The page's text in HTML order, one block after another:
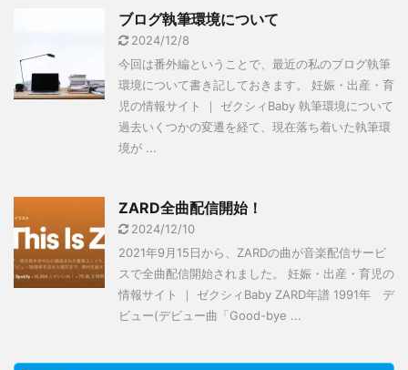
ブログ執筆環境について
2024/12/8
今回は番外編ということで、最近の私のブログ執筆
環境について書き記しておきます。 妊娠・出産・育
児の情報サイト ｜ ゼクシィBaby 執筆環境について
過去いくつかの変遷を経て、現在落ち着いた執筆環
境が ...
ZARD全曲配信開始！
2024/12/10
2021年9月15日から、ZARDの曲が音楽配信サービ
スで全曲配信開始されました。 妊娠・出産・育児の
情報サイト ｜ ゼクシィBaby ZARD年譜 1991年 デ
ビュー(デビュー曲「Good-bye ...